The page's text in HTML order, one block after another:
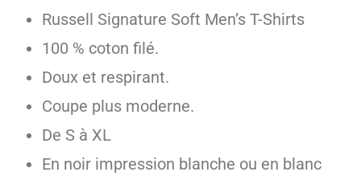
Russell Signature Soft Men’s T-Shirts
100 % coton filé.
Doux et respirant.
Coupe plus moderne.
De S à XL
En noir impression blanche ou en blanc